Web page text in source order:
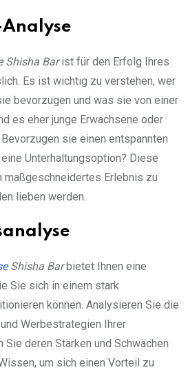
Shisha Barist für den Erfolg Ihres
Es ist wichtig zu verstehen, wer
bevorzugen und was sie von einer
es eher junge Erwachsene oder
sie einen entspannten
Unterhaltungsoption? Diese
maßgeschneidertes Erlebnis zu
lieben werden.
Shisha Barbietet Ihnen eine
Sie sich in einem stark
können. Analysieren Sie die
Werbestrategien Ihrer
Sie deren Stärken und Schwächen
um sich einen Vorteil zu